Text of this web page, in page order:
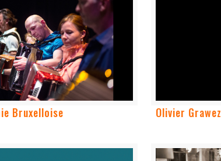
Bruxelloise Olivier Grawez